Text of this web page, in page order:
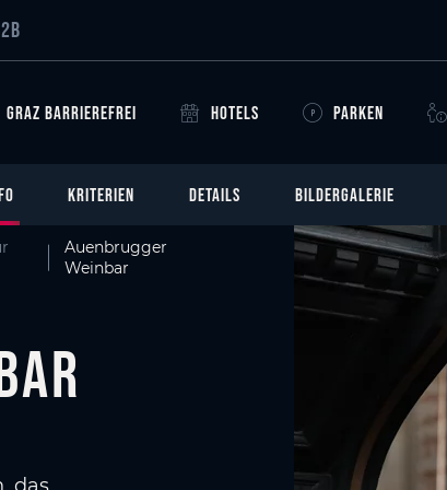
GRAZ BARRIEREFREI HOTELS PARKEN
KRITERIEN DETAILS BILDERGALERIE
Auenbrugger
Weinbar